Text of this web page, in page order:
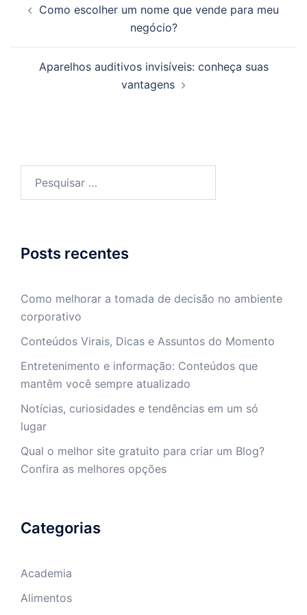
de
Como escolher um nome que vende para meu
negócio?
Aparelhos auditivos invisíveis: conheça suas
vantagens
Posts recentes
Como melhorar a tomada de decisão no ambiente
corporativo
Conteúdos Virais, Dicas e Assuntos do Momento
Entretenimento e informação: Conteúdos que
mantêm você sempre atualizado
Notícias, curiosidades e tendências em um só
lugar
Qual o melhor site gratuito para criar um Blog?
Confira as melhores opções
Categorias
Academia
Alimentos